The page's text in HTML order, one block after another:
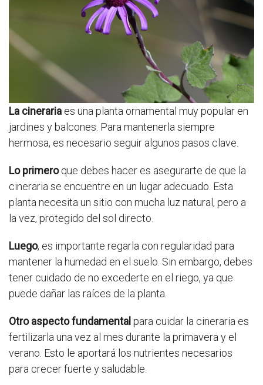
La cineraria es una planta ornamental muy popular en
jardines y balcones. Para mantenerla siempre
hermosa, es necesario seguir algunos pasos clave.
Lo primeroque debes hacer es asegurarte de que la
cineraria se encuentre en un lugar adecuado. Esta
planta necesita un sitio con mucha luz natural, pero a
la vez, protegido del sol directo.
Luego, es importante regarla con regularidad para
mantener la humedad en el suelo. Sin embargo, debes
tener cuidado de no excederte en el riego, ya que
puede dañar las raíces de la planta.
Otro aspecto fundamental para cuidar la cineraria es
fertilizarla una vez al mes durante la primavera y el
verano. Esto le aportará los nutrientes necesarios
para crecer fuerte y saludable.